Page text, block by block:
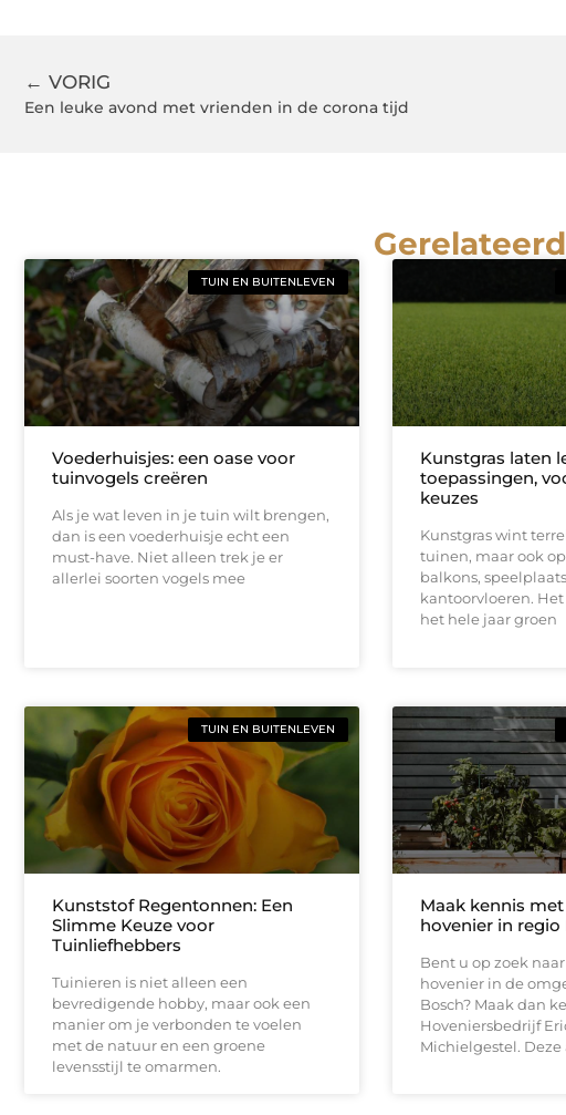
← VORIG
Een leuke avond met vrienden in de corona tijd
TUIN EN BUITENLEVEN
Voederhuisjes: een oase voor
tuinvogels creëren
Als je wat leven in je tuin wilt brengen,
dan is een voederhuisje echt een
must-have. Niet alleen trek je er
allerlei soorten vogels mee
Kunstgras laten
toepassingen,
keuzes
Kunstgras wint
tuinen, maar ook op
balkons,
kantoorvloeren.
het hele jaar groen
TUIN EN BUITENLEVEN
Kunststof Regentonnen: Een
Slimme Keuze voor
Tuinliefhebbers
Tuinieren is niet alleen een
bevredigende hobby, maar ook een
manier om je verbonden te voelen
met de natuur en een groene
levensstijl te omarmen.
Maak kennis
hovenier in regio
Bent u op zoek
hovenier in de
Bosch? Maak dan
Hoveniersbedrijf
Michielgestel.